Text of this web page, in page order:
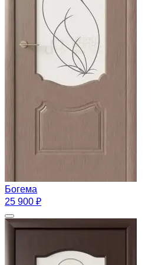
Богема
25 900 ₽